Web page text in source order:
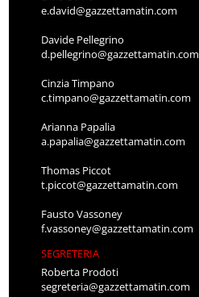
e.david@gazzettamatin.com
Davide Pellegrino
d.pellegrino@gazzettamatin.com
Cinzia Timpano
c.timpano@gazzettamatin.com
Arianna Papalia
a.papalia@gazzettamatin.com
Thomas Piccot
t.piccot@gazzettamatin.com
Fausto Vassoney
f.vassoney@gazzettamatin.com
SEGRETERIA
Roberta Prodoti
segreteria@gazzettamatin.com